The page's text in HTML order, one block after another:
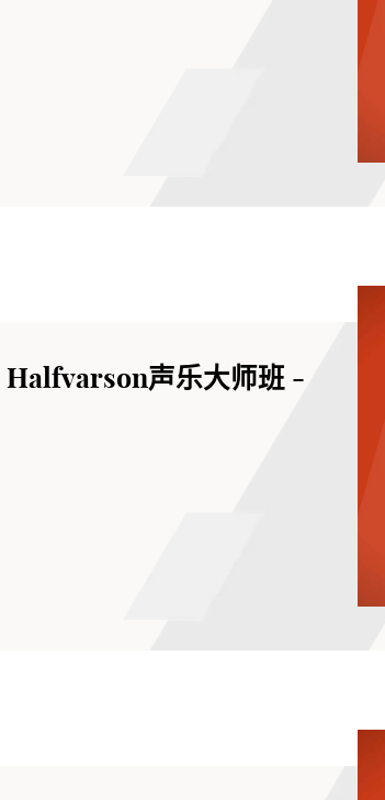
声乐大师班 -